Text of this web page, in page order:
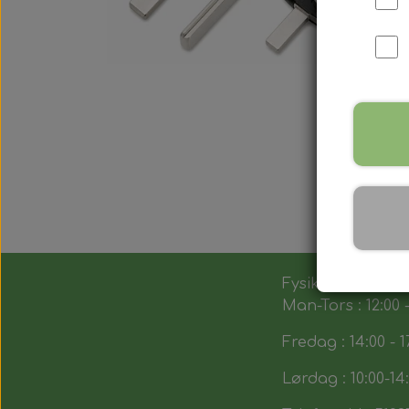
Fysik butik :
Man-Tors : 12:00
Fredag : 14:00 -
Lørdag : 10:00-